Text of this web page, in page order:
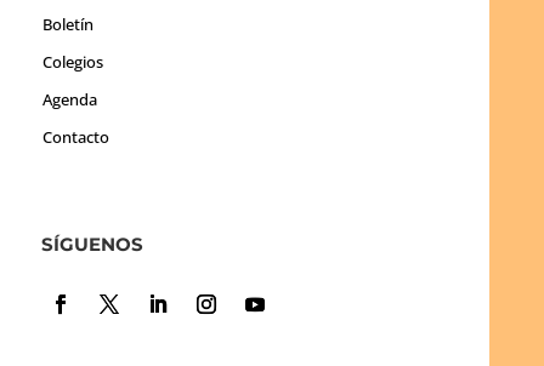
Boletín
Colegios
Agenda
Contacto
SÍGUENOS